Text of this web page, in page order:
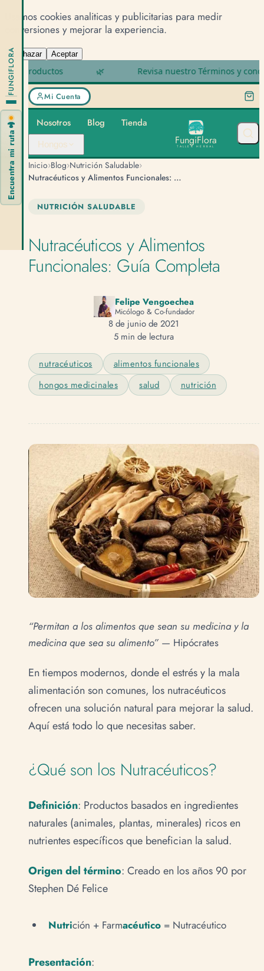
Usamos cookies analiticas y publicitarias para medir
conversiones y mejorar la experiencia.
Rechazar Aceptar
FUNGIFLORA
🍄
Encuentra mi ruta
🌿 Revisa nuestro Términos y condiciones
Mi Cuenta
Nosotros Blog Tienda
Hongos FungiFlora
TALLER HERBAL
Inicio›Blog›Nutrición Saludable›
Nutracéuticos y Alimentos Funcionales: Guía Completa
NUTRICIÓN SALUDABLE
Nutracéuticos y Alimentos
Funcionales: Guía Completa
Felipe Vengoechea
Micólogo & Co-fundador
8 de junio de 2021
5 min de lectura
nutracéuticos
alimentos funcionales
hongos medicinales
salud nutrición
“Permitan a los alimentos que sean su medicina y la
medicina que sea su alimento” — Hipócrates
En tiempos modernos, donde el estrés y la mala
alimentación son comunes, los nutracéuticos
ofrecen una solución natural para mejorar la salud.
Aquí está todo lo que necesitas saber.
¿Qué son los Nutracéuticos?
Definición: Productos basados en ingredientes
naturales (animales, plantas, minerales) ricos en
nutrientes específicos que benefician la salud.
Origen del término: Creado en los años 90 por
Stephen Dé Felice
Nutrición + Farmacéutico = Nutracéutico
Presentación: